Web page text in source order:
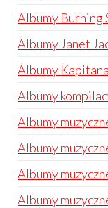
Albumy Burning
Albumy Janet
Albumy
Albumy
Albumy
Albumy
Albumy
Albumy